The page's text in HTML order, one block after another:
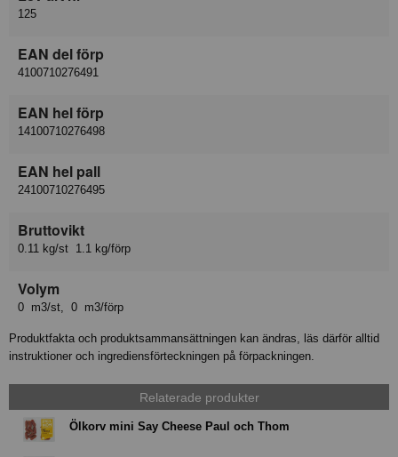
125
EAN del förp
4100710276491
EAN hel förp
14100710276498
EAN hel pall
24100710276495
Bruttovikt
0.11 kg/st 1.1 kg/förp
Volym
0 m3/st, 0 m3/förp
Produktfakta och produktsammansättningen kan ändras, läs därför alltid
instruktioner och ingrediensförteckningen på förpackningen.
Relaterade produkter
Ölkorv mini Say Cheese Paul och Thom